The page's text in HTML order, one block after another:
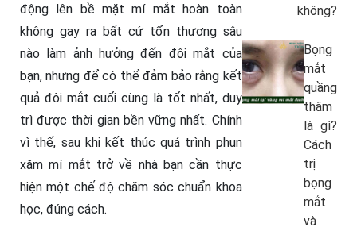
động lên bề mặt mí mắt hoàn toàn
không gay ra bất cứ tổn thương sâu
nào làm ảnh hưởng đến đôi mắt của
bạn, nhưng để có thể đảm bảo rằng kết
quả đôi mắt cuối cùng là tốt nhất, duy
trì được thời gian bền vững nhất. Chính
vì thế, sau khi kết thúc quá trình phun
xăm mí mắt trở về nhà bạn cần thực
hiện một chế độ chăm sóc chuẩn khoa
học, đúng cách.
không?
Bọng
mắt
quầng
thâm
là gì?
Cách
trị
bọng
mắt
và